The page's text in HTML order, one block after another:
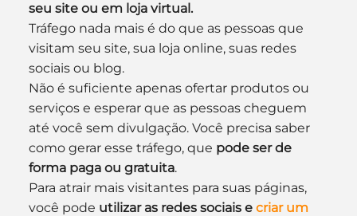
seu site ou em loja virtual.
Tráfego nada mais é do que as pessoas que
visitam seu site, sua loja online, suas redes
sociais ou blog.
Não é suficiente apenas ofertar produtos ou
serviços e esperar que as pessoas cheguem
até você sem divulgação. Você precisa saber
como gerar esse tráfego, que pode ser de
forma paga ou gratuita.
Para atrair mais visitantes para suas páginas,
você pode utilizar as redes sociais e criar um